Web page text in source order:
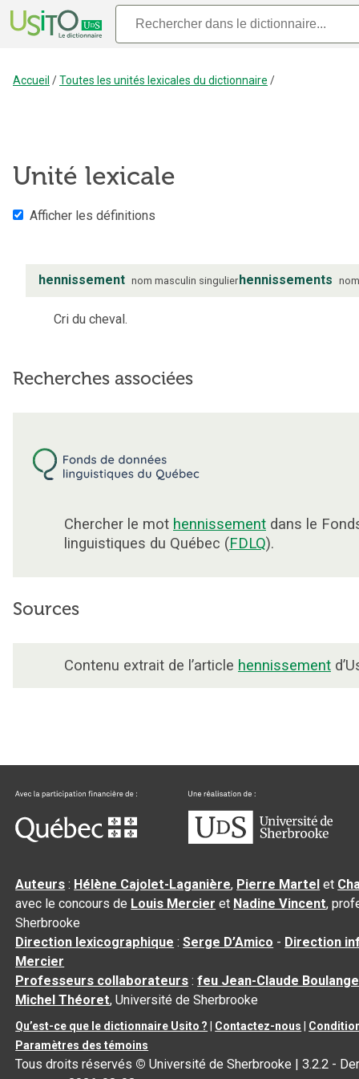
Accueil /Toutes les unités lexicales du dictionnaire /
Unité lexicale
Afficher les définitions
hennissement nom masculin singulierhennissements nom
Cri du cheval.
Recherches associées
Chercher le mot hennissement dans le
linguistiques du Québec (FDLQ).
Sources
Contenu extrait de l’article hennissement
Auteurs : Hélène Cajolet-Laganière, Pierre Martel et
avec le concours de Louis Mercier et Nadine Vincent,
Sherbrooke
Direction lexicographique :Serge D’Amico - Direction
Mercier
Professeurs collaborateurs :feu Jean-Claude
Michel Théoret, Université de Sherbrooke
Qu’est-ce que le dictionnaire Usito ? Contactez-nous
Paramètres des témoins
Tous droits réservés © Université de Sherbrooke |3.2.2 -